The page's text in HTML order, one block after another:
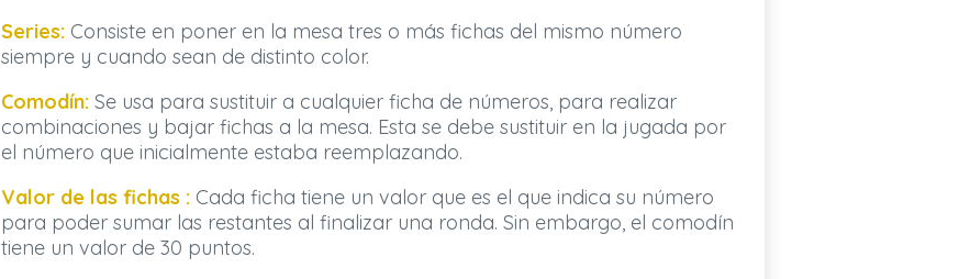
Series: Consiste en poner en la mesa tres o más fichas del mismo número
siempre y cuando sean de distinto color.
Comodín: Se usa para sustituir a cualquier ficha de números, para realizar
combinaciones y bajar fichas a la mesa. Esta se debe sustituir en la jugada por
el número que inicialmente estaba reemplazando.
Valor de las fichas : Cada ficha tiene un valor que es el que indica su número
para poder sumar las restantes al finalizar una ronda. Sin embargo, el comodín
tiene un valor de 30 puntos.